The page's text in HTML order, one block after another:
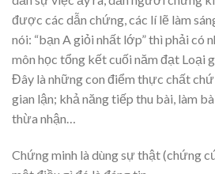
được các dẫn chứng, các lí lẽ làm
nói: “bạn A giỏi nhất lớp” thì phải có
môn học tổng kết cuối năm đạt Loại
Đây là những con điểm thực chất
gian lận; khả năng tiếp thu bài, làm
thừa nhận…
Chứng minh là dùng sự thật (chứng